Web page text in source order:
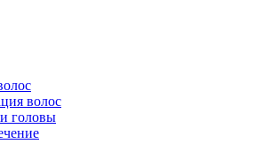
волос
головы